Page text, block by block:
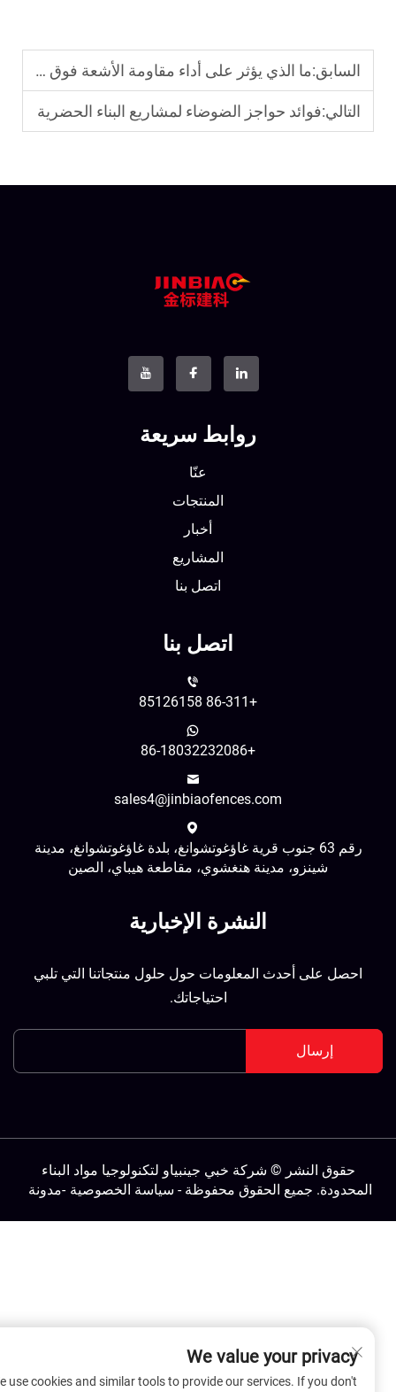
السابق:ما الذي يؤثر على أداء مقاومة الأشعة فوق البنفسجية في أنظمة حواجز الضوضاء من مادة البولي ميثيل ميثا أكريلات (PMMA)
التالي:فوائد حواجز الضوضاء لمشاريع البناء الحضرية
روابط سريعة
المنتجات
أخبار
المشاريع
اتصل بنا
اتصل بنا
sales4@jinbiaofences.com
رقم 63 جنوب قرية غاؤغوتشوانغ، بلدة غاؤغوتشوانغ، مدينة
شينزو، مدينة هنغشوي، مقاطعة هيباي، الصين
النشرة الإخبارية
احصل على أحدث المعلومات حول حلول منتجاتنا التي تلبي
احتياجاتك.
إرسال
حقوق النشر © شركة خبي جينبياو لتكنولوجيا مواد البناء
المحدودة. جميع الحقوق محفوظة -سياسة الخصوصية -مدونة
We value your privacy
We use cookies and similar tools to provide our services. If you don't